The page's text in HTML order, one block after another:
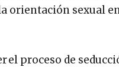
orientación sexual
proceso de